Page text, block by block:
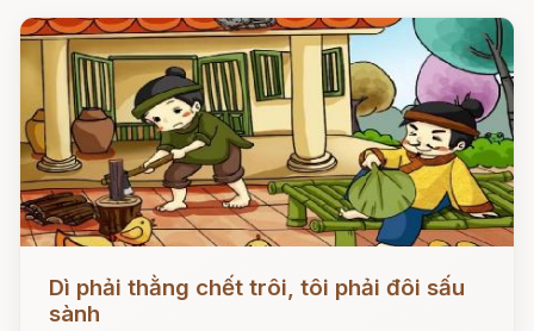
Dì phải thằng chết trôi, tôi phải đôi sấu
sành